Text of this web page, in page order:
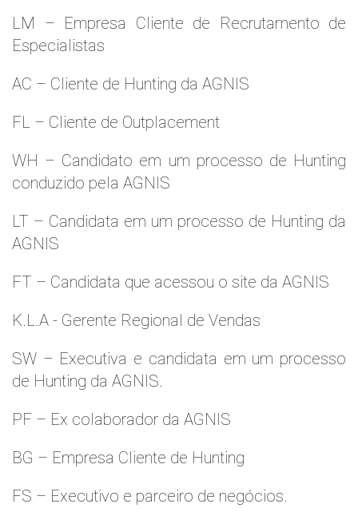
LM – Empresa Cliente de Recrutamento de
Especialistas
AC – Cliente de Hunting da AGNIS
FL – Cliente de Outplacement
WH – Candidato em um processo de Hunting
conduzido pela AGNIS
LT – Candidata em um processo de Hunting da
AGNIS
FT – Candidata que acessou o site da AGNIS
K.L.A - Gerente Regional de Vendas
SW – Executiva e candidata em um processo
de Hunting da AGNIS.
PF – Ex colaborador da AGNIS
BG – Empresa Cliente de Hunting
FS – Executivo e parceiro de negócios.